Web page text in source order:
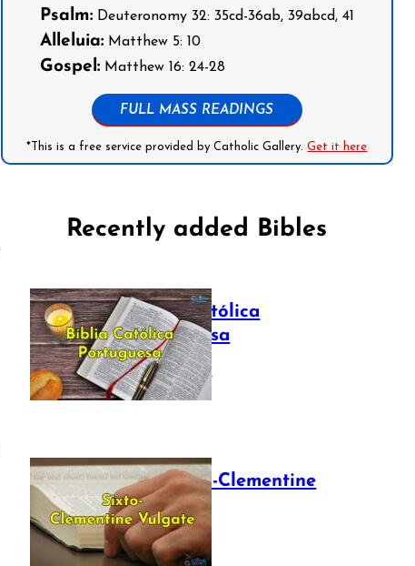
Psalm:Deuteronomy 32: 35cd-36ab, 39abcd, 41
Alleluia:Matthew 5: 10
Gospel:Matthew 16: 24-28
FULL MASS READINGS
*This is a free service provided by Catholic Gallery.Get it here
Recently added Bibles
Bíblia Católica
Portuguesa
July 16, 2025
The Sixto-Clementine
Vulgate
July 12, 2025